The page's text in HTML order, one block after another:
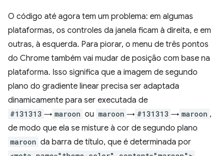
O código até agora tem um problema: em algumas
plataformas, os controles da janela ficam à direita, e em
outras, à esquerda. Para piorar, o menu de três pontos
do Chrome também vai mudar de posição com base na
plataforma. Isso significa que a imagem de segundo
plano do gradiente linear precisa ser adaptada
dinamicamente para ser executada de
#131313 → maroon ou maroon → #131313 → maroon ,
de modo que ela se misture à cor de segundo plano
maroon da barra de título, que é determinada por